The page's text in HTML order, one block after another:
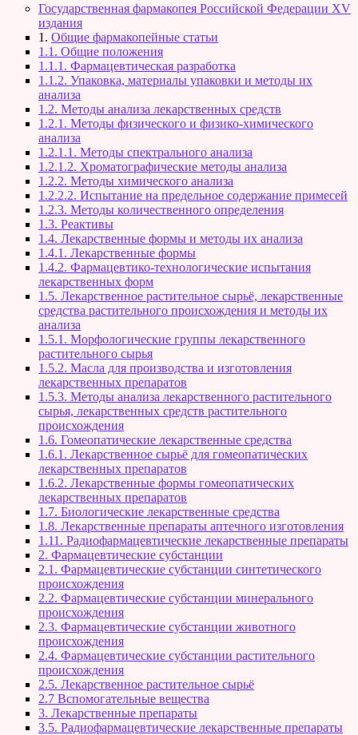
Государственная фармакопея Российской Федерации XV
издания
1. Общие фармакопейные статьи
1.1. Общие положения
1.1.1. Фармацевтическая разработка
1.1.2. Упаковка, материалы упаковки и методы их
анализа
1.2. Методы анализа лекарственных средств
1.2.1. Методы физического и физико-химического
анализа
1.2.1.1. Методы спектрального анализа
1.2.1.2. Хроматографические методы анализа
1.2.2. Методы химического анализа
1.2.2.2. Испытание на предельное содержание примесей
1.2.3. Методы количественного определения
1.3. Реактивы
1.4. Лекарственные формы и методы их анализа
1.4.1. Лекарственные формы
1.4.2. Фармацевтико-технологические испытания
лекарственных форм
1.5. Лекарственное растительное сырьё, лекарственные
средства растительного происхождения и методы их
анализа
1.5.1. Морфологические группы лекарственного
растительного сырья
1.5.2. Масла для производства и изготовления
лекарственных препаратов
1.5.3. Методы анализа лекарственного растительного
сырья, лекарственных средств растительного
происхождения
1.6. Гомеопатические лекарственные средства
1.6.1. Лекарственное сырьё для гомеопатических
лекарственных препаратов
1.6.2. Лекарственные формы гомеопатических
лекарственных препаратов
1.7. Биологические лекарственные средства
1.8. Лекарственные препараты аптечного изготовления
1.11. Радиофармацевтические лекарственные препараты
2. Фармацевтические субстанции
2.1. Фармацевтические субстанции синтетического
происхождения
2.2. Фармацевтические субстанции минерального
происхождения
2.3. Фармацевтические субстанции животного
происхождения
2.4. Фармацевтические субстанции растительного
происхождения
2.5. Лекарственное растительное сырьё
2.7 Вспомогательные вещества
3. Лекарственные препараты
3.5. Радиофармацевтические лекарственные препараты